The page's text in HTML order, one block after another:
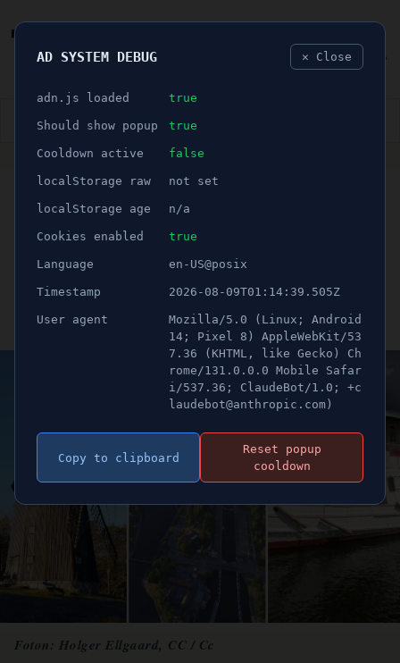
👮🏻‍♂️ BLÅLJUS ÅSIKTER SPORT
ANNONS
Här är årets
Kringelfinalister – Rösta
på din favorit
Publicerad 8 april 2024 10:00
Foton: Holger Ellgaard, CC / Cc
AD SYSTEM DEBUG ✕ Close
adn.js loaded true
Should show popup true
Cooldown active false
localStorage raw not set
localStorage age n/a
Cookies enabled true
Language en-US@posix
Timestamp 2026-08-09T01:14:39.505Z
User agent
Mozilla/5.0 (Linux; Android
14; Pixel 8) AppleWebKit/53
7.36 (KHTML, like Gecko) Ch
rome/131.0.0.0 Mobile Safar
i/537.36; ClaudeBot/1.0; +c
laudebot@anthropic.com)
Copy to clipboard
Reset popup
cooldown